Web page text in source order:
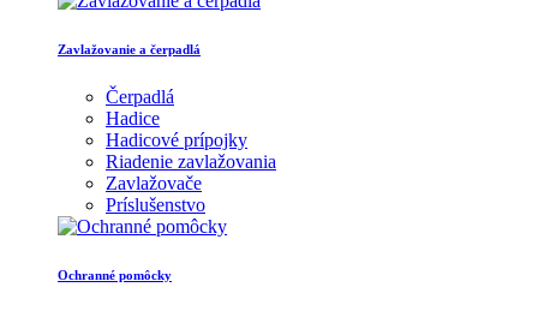
Zavlažovanie a čerpadlá
Čerpadlá
Hadice
Hadicové prípojky
Riadenie zavlažovania
Zavlažovače
Príslušenstvo
Ochranné pomôcky